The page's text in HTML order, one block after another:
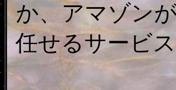
か、アマゾン
任せるサービ